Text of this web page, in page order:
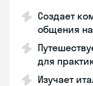
Создает
общения
для
Изучает